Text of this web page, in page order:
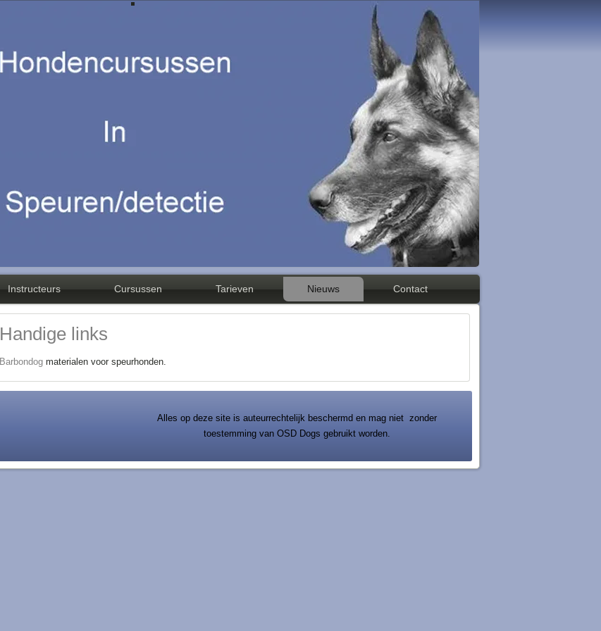
Instructeurs Cursussen Tarieven Nieuws Contact
Handige links
Barbondog materialen voor speurhonden.
Alles op deze site is auteurrechtelijk beschermd en mag niet zonder
toestemming van OSD Dogs gebruikt worden.